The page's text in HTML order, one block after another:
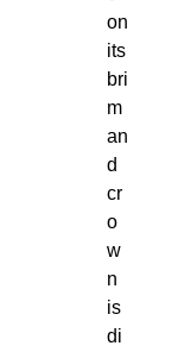
on
its
bri
m
an
d
cr
o
w
n
is
di